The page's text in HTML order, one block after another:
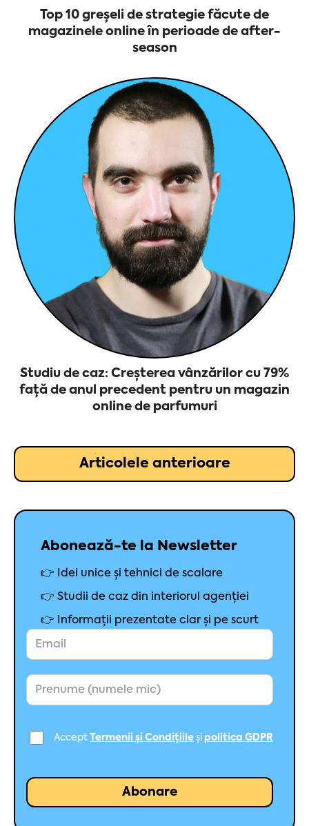
Top 10 greșeli de strategie făcute de
magazinele online în perioade de after-
season
Studiu de caz: Creșterea vânzărilor cu 79%
față de anul precedent pentru un magazin
online de parfumuri
Articolele anterioare
Abonează-te la Newsletter
👉 Idei unice și tehnici de scalare
👉 Studii de caz din interiorul agenției
👉 Informații prezentate clar și pe scurt
Accept Termenii și Condițiile și politica GDPR